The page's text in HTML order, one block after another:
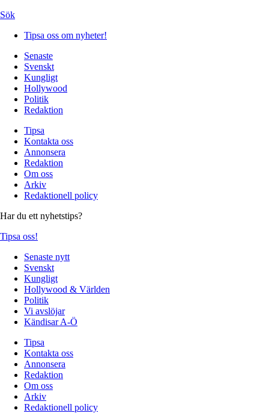
Sök
Tipsa oss om nyheter!
Senaste
Svenskt
Kungligt
Hollywood
Politik
Redaktion
Tipsa
Kontakta oss
Annonsera
Redaktion
Om oss
Arkiv
Redaktionell policy
Har du ett nyhetstips?
Tipsa oss!
Senaste nytt
Svenskt
Kungligt
Hollywood & Världen
Politik
Vi avslöjar
Kändisar A-Ö
Tipsa
Kontakta oss
Annonsera
Redaktion
Om oss
Arkiv
Redaktionell policy